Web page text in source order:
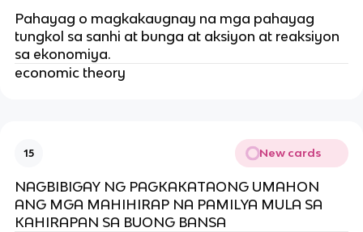
Pahayag o magkakaugnay na mga pahayag
tungkol sa sanhi at bunga at aksiyon at reaksiyon
sa ekonomiya.
economic theory
15 New cards
NAGBIBIGAY NG PAGKAKATAONG UMAHON
ANG MGA MAHIHIRAP NA PAMILYA MULA SA
KAHIRAPAN SA BUONG BANSA